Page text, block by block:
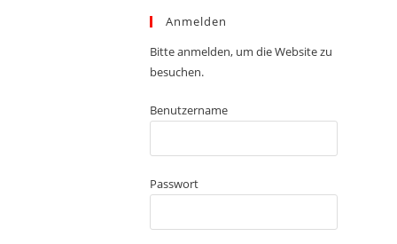
Anmelden
Bitte anmelden, um die Website zu
besuchen.
Benutzername
Passwort